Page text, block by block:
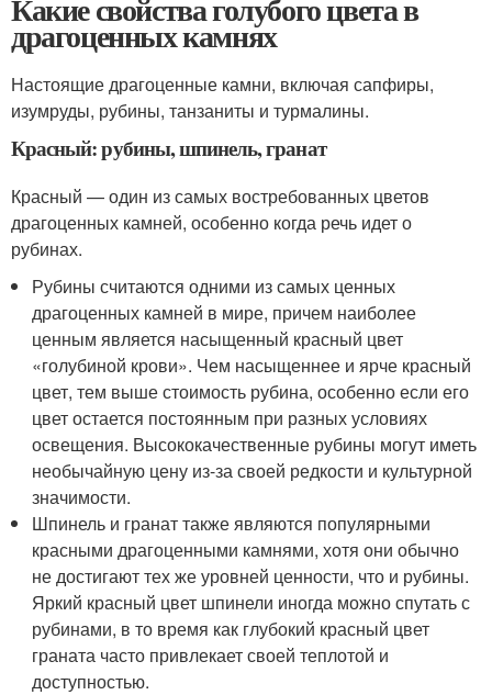
Какие свойства голубого цвета в
драгоценных камнях
Настоящие драгоценные камни, включая сапфиры,
изумруды, рубины, танзаниты и турмалины.
Красный: рубины, шпинель, гранат
Красный — один из самых востребованных цветов
драгоценных камней, особенно когда речь идет о
рубинах.
Рубины считаются одними из самых ценных
драгоценных камней в мире, причем наиболее
ценным является насыщенный красный цвет
«голубиной крови». Чем насыщеннее и ярче красный
цвет, тем выше стоимость рубина, особенно если его
цвет остается постоянным при разных условиях
освещения. Высококачественные рубины могут иметь
необычайную цену из-за своей редкости и культурной
значимости.
Шпинель и гранат также являются популярными
красными драгоценными камнями, хотя они обычно
не достигают тех же уровней ценности, что и рубины.
Яркий красный цвет шпинели иногда можно спутать с
рубинами, в то время как глубокий красный цвет
граната часто привлекает своей теплотой и
доступностью.